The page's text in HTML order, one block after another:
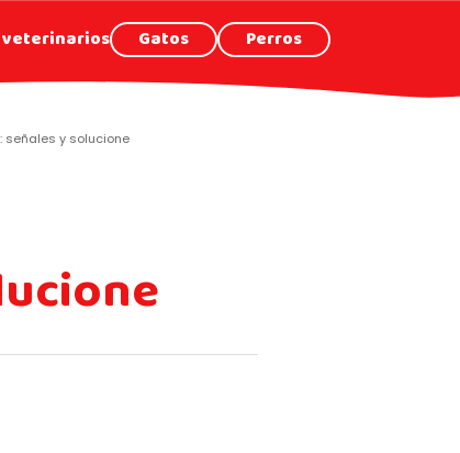
veterinarios Gatos Perros
señales y solucione